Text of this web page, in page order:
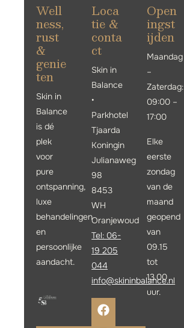
Well
ness,
rust
&
genie
ten
Skin in
Balance
is dé
plek
voor
pure
ontspanning,
luxe
behandelingen
en
persoonlijke
aandacht.
Loca
tie &
conta
ct
Skin in
Balance
•
Parkhotel
Tjaarda
Koningin
Julianaweg
98
8453
WH
Oranjewoud
Tel: 06-
19 205
044
info@skininbalance.nl
Open
ingst
ijden
Maandag
–
Zaterdag:
09:00 –
17:00
Elke
eerste
zondag
van de
maand
geopend
van
09.15
tot
13.00
uur.